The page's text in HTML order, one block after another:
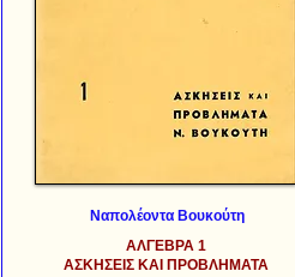
Ναπολέοντα Βουκούτη
ΑΛΓΕΒΡΑ 1
ΑΣΚΗΣΕΙΣ ΚΑΙ ΠΡΟΒΛΗΜΑΤΑ